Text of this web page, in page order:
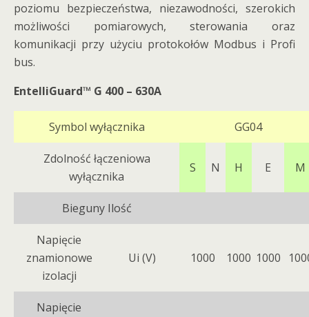
poziomu bezpieczeństwa, niezawodności, szerokich
możliwości pomiarowych, sterowania oraz
komunikacji przy użyciu protokołów Modbus i Profi
bus.
EntelliGuard™ G 400 – 630A
Symbol wyłącznika GG04
Zdolność łączeniowa
wyłącznika
S N H E M
Bieguny Ilość
Napięcie
znamionowe
izolacji
Ui (V) 1000 1000 1000
Napięcie